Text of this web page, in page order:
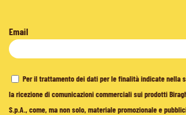
Email
Per il trattamento dei dati per le finalità indicate nella
la ricezione di comunicazioni commerciali sui prodotti
S.p.A., come, ma non solo, materiale promozionale e